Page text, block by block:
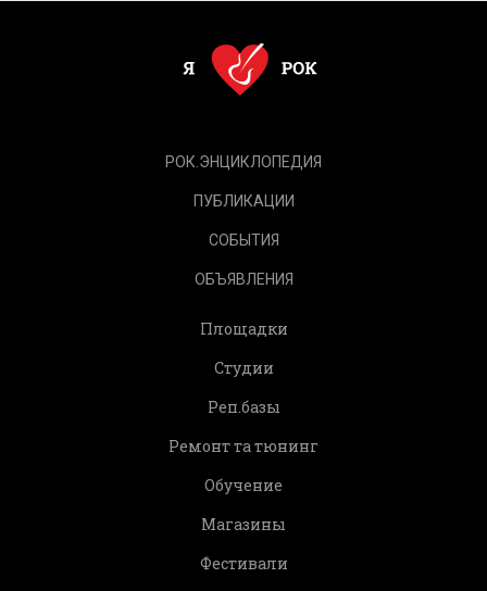
РОК.ЭНЦИКЛОПЕДИЯ
ПУБЛИКАЦИИ
СОБЫТИЯ
ОБЪЯВЛЕНИЯ
Площадки
Студии
Реп.базы
Ремонт та тюнинг
Обучение
Магазины
Фестивали